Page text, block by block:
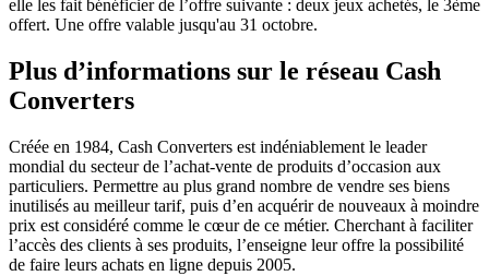
elle les fait bénéficier de l’offre suivante : deux jeux achetés, le 3ème
offert. Une offre valable jusqu'au 31 octobre.
Plus d’informations sur le réseau Cash
Converters
Créée en 1984, Cash Converters est indéniablement le leader
mondial du secteur de l’achat-vente de produits d’occasion aux
particuliers. Permettre au plus grand nombre de vendre ses biens
inutilisés au meilleur tarif, puis d’en acquérir de nouveaux à moindre
prix est considéré comme le cœur de ce métier. Cherchant à faciliter
l’accès des clients à ses produits, l’enseigne leur offre la possibilité
de faire leurs achats en ligne depuis 2005.